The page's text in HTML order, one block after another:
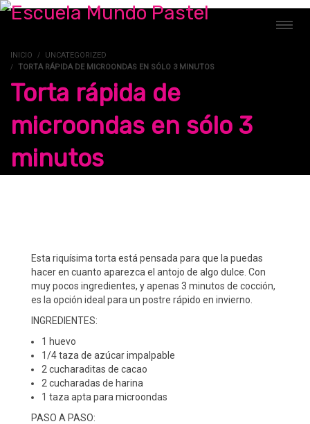
INICIO
UNCATEGORIZED
TORTA RÁPIDA DE MICROONDAS EN SÓLO 3 MINUTOS
Torta rápida de
microondas en sólo 3
minutos
Esta riquísima torta está pensada para que la puedas
hacer en cuanto aparezca el antojo de algo dulce. Con
muy pocos ingredientes, y apenas 3 minutos de cocción,
es la opción ideal para un postre rápido en invierno.
INGREDIENTES:
1 huevo
1/4 taza de azúcar impalpable
2 cucharaditas de cacao
2 cucharadas de harina
1 taza apta para microondas
PASO A PASO: